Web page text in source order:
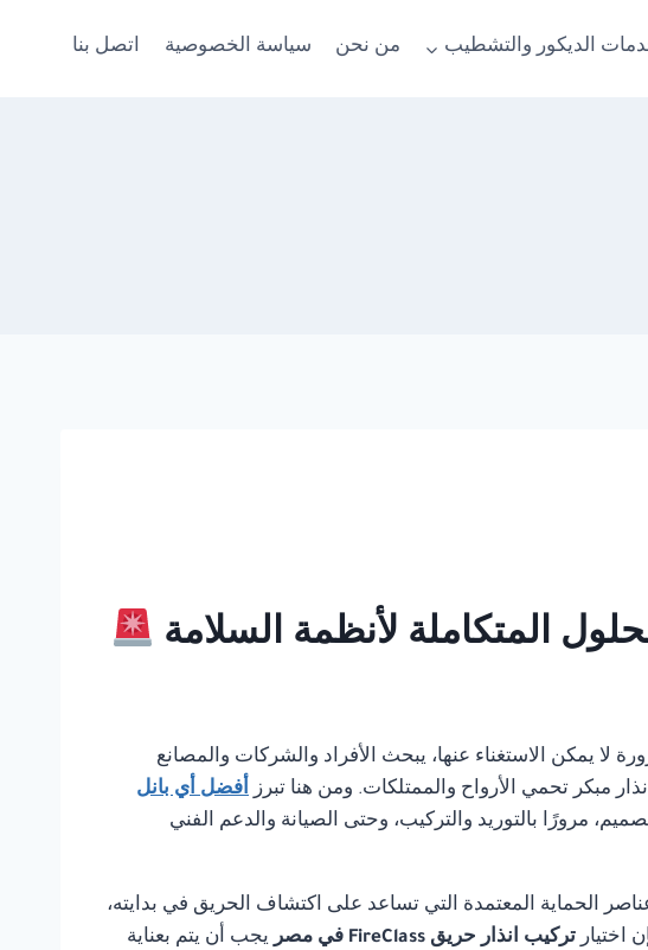
الديكور والتشطيب من نحن سياسة الخصوصية اتصل بنا
ضرورة لا يمكن الاستغناء عنها، يبحث الأفراد والشركات والمصانع
مبكر تحمي الأرواح والممتلكات. ومن هنا تبرز أفضل أي بانل
مرورًا بالتوريد والتركيب، وحتى الصيانة والدعم الفني
الحماية المعتمدة التي تساعد على اكتشاف الحريق في بدايته،
اختيار تركيب انذار حريق FireClass في مصر
يجب أن يتم بعناية